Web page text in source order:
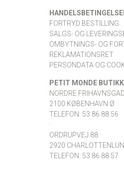
FORTRYD BESTILLING
SALGS- OG
OMBYTNINGS- OG
REKLAMATIONSRET
PERSONDATA OG
PETIT MONDE
NORDRE
2100 KØBENHAVN Ø
TELEFON: 53 86 88 56
·
ORDRUPVEJ 88
2920
TELEFON: 53 86 88 57